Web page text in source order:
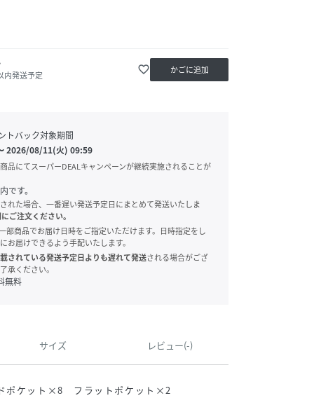
内発送予定
favorite_border かごに追加
トバック対象期間
2026/08/11(火) 09:59
品にてスーパーDEALキャンペーンが継続実施されることが
です。
れた場合、一番遅い発送予定日にまとめて発送いたしま
ご注文ください。
商品でお届け日時をご指定いただけます。日時指定をし
お届けできるよう手配いたします。
されている発送予定日よりも遅れて発送される場合がござ
承ください。
無料
サイズ レビュー(-)
ポケット×8 フラットポケット×2